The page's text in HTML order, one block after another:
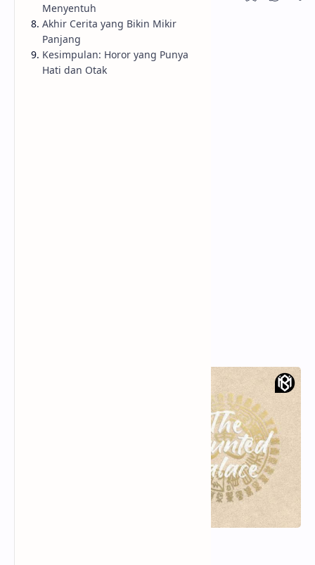
Menyentuh
Akhir Cerita yang Bikin Mikir
Panjang
Kesimpulan: Horor yang Punya
Hati dan Otak